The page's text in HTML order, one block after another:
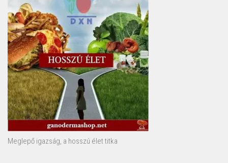
Meglepő igazság, a hosszú élet titka